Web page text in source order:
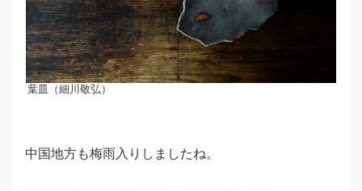
葉皿（細川敬弘）
中国地方も梅雨入りしましたね。